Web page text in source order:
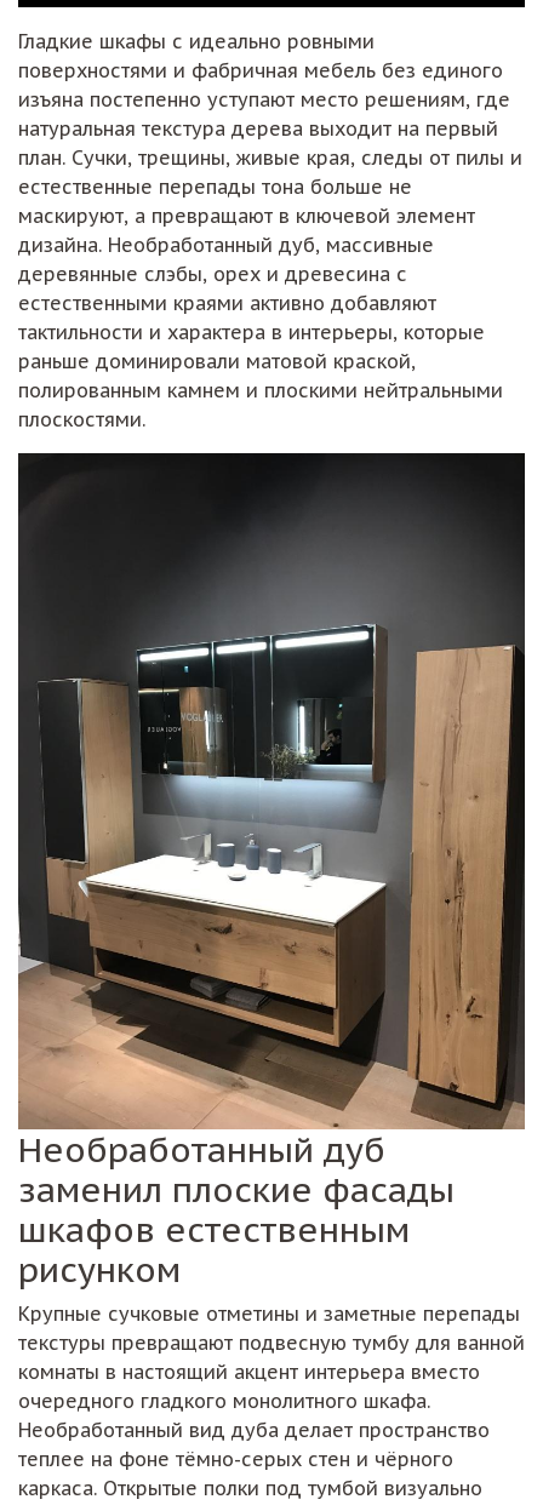
Гладкие шкафы с идеально ровными
поверхностями и фабричная мебель без единого
изъяна постепенно уступают место решениям, где
натуральная текстура дерева выходит на первый
план. Сучки, трещины, живые края, следы от пилы и
естественные перепады тона больше не
маскируют, а превращают в ключевой элемент
дизайна. Необработанный дуб, массивные
деревянные слэбы, орех и древесина с
естественными краями активно добавляют
тактильности и характера в интерьеры, которые
раньше доминировали матовой краской,
полированным камнем и плоскими нейтральными
плоскостями.
Необработанный дуб
заменил плоские фасады
шкафов естественным
рисунком
текстуры превращают подвесную тумбу для ванной
комнаты в настоящий акцент интерьера вместо
очередного гладкого монолитного шкафа.
Необработанный вид дуба делает пространство
теплее на фоне тёмно-серых стен и чёрного
каркаса. Открытые полки под тумбой визуально